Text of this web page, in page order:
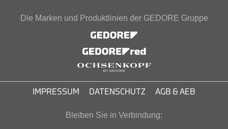
Die Marken und Produktlinien der GEDORE Gruppe
IMPRESSUM DATENSCHUTZ AGB & AEB
Bleiben Sie in Verbindung: